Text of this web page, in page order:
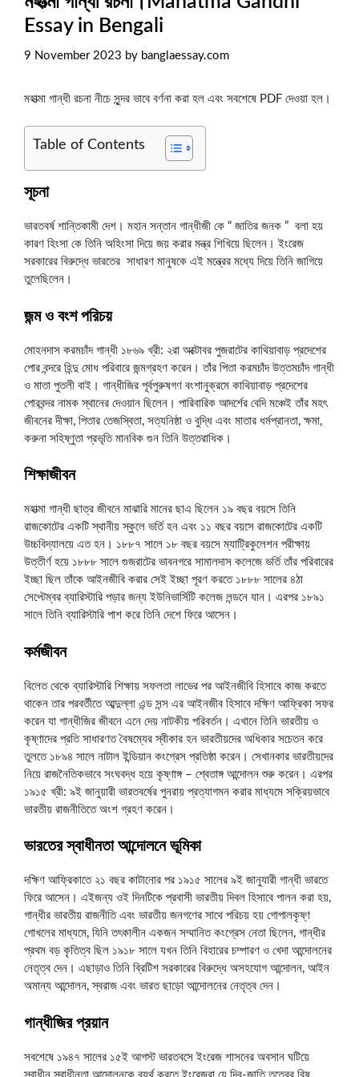
Essay in Bengali
9 November 2023 by banglaessay.com
মহাত্মা গান্ধী রচনা নীচে সুন্দর ভাবে বর্ণনা করা হল এবং সবশেষে PDF দেওয়া হল।
Table of Contents
সূচনা
ভারতবর্ষ শান্তিকামী দেশ। মহান সন্তান গান্ধীজী কে “ জাতির জনক ” বলা হয়
কারণ হিংসা কে তিনি অহিংসা দিয়ে জয় করার মন্ত্র শিখিয়ে ছিলেন। ইংরেজ
সরকারের বিরুদ্ধে ভারতের সাধারণ মানুষকে এই মন্ত্রের মধ্যে দিয়ে তিনি জাগিয়ে
তুলেছিলেন।
জন্ম ও বংশ পরিচয়
মোহনদাস করমচাঁদ গান্ধী ১৮৬৯ খ্রী: ২রা অক্টোবর পুজরাটের কাথিয়াবাড় প্রদেশের
পোর বন্দরে হিন্দু মোধ পরিবারে জন্মগ্রহণ করেন। তাঁর পিতা করমচাঁদ উত্তমচাঁদ গান্ধী
ও মাতা পুতলী বাই। গান্ধীজির পূর্বপুরুষগণ বংশানুক্রমে কাথিয়াবাড় প্রদেশের
পোরবন্দর নামক স্থানের দেওয়ান ছিলেন। পারিবারিক আদর্শের বেদি মঞ্চেই তাঁর মহৎ
জীবনের দীক্ষা, পিতার তেজস্বিতা, সত্যনিষ্ঠা ও বুদ্ধি এবং মাতার ধর্মপ্রানতা, ক্ষমা,
করুনা সহিষ্ণুতা প্রভৃতি মানবিক গুন তিনি উত্তরাধিক।
শিক্ষাজীবন
মহাত্মা গান্ধী ছাত্র জীবনে মাঝারি মানের ছাএ ছিলেন ১৯ বছর বয়সে তিনি
রাজকোটের একটি স্থানীয় স্কুলে ভর্তি হন এবং ১১ বছর বয়সে রাজকোটের একটি
উচ্চবিদ্যালয়ে এত হন। ১৮৮৭ সালে ১৮ বছর বয়সে ম্যাট্রিকুলেশন পরীক্ষায়
উত্তীর্ণ হয়ে ১৮৮৮ সালে গুজরাটের ভাবনগরে সামালদাস কলেজে ভর্তি তাঁর পরিবারের
ইচ্ছা ছিল তাঁকে আইনজীবি করার সেই ইচ্ছা পূরণ করতে ১৮৮৮ সালের ৪ঠা
সেপ্টেম্বর ব্যারিস্টারি পড়ার জন্য ইউনিভার্সিটি কলেজ লন্ডনে যান। এরপর ১৮৯১
সালে তিনি ব্যারিস্টারি পাশ করে তিনি দেশে ফিরে আসেন।
কর্মজীবন
বিলেত থেকে ব্যারিস্টারি শিক্ষায় সফলতা লাভের পর আইনজীবি হিসাবে কাজ করতে
থাকেন তার পরবর্তীতে আব্দুল্লা এন্ড সন্স এর আইনজীব হিসাবে দক্ষিণ আফ্রিকা সফর
করেন যা গান্ধীজির জীবনে এনে দেয় নাটকীয় পরিবর্তন। এখানে তিনি ভারতীয় ও
কৃষ্ণাদের প্রতি সাধারণত বৈষম্যের স্বীকার হন ভারতীয়দের অধিকার সচেতন করে
তুলতে ১৮৯৪ সালে নাটাল ইন্ডিয়ান কংগ্রেস প্রতিষ্ঠা করেন। সেখানকার ভারতীয়দের
নিয়ে রাজনৈতিকভাবে সংঘবদ্ধ হয়ে কৃষ্ণাঙ্গ – শ্বেতাঙ্গ আন্দোলন শুরু করেন। এরপর
১৯১৫ খ্রী: ৯ই জানুয়ারী ভারতবর্ষের পুনরায় প্রত্যাগমন করার মাধ্যমে সক্রিয়ভাবে
ভারতীয় রাজনীতিতে অংশ গ্রহণ করেন।
ভারতের স্বাধীনতা আন্দোলনে ভূমিকা
দক্ষিণ আফ্রিকাতে ২১ বছর কাটানোর পর ১৯১৫ সালের ৯ই জানুযারী গান্ধী ভারতে
ফিরে আসেন। এইজন্য ওই দিনটিকে প্রবাসী ভারতীয় দিবল হিসাবে পালন করা হয়,
গান্ধীর ভারতীয় রাজনীতি এবং ভারতীয় জনগণের সাথে পরিচয় হয় গোপালকৃষ্ণ
গোখলের মাধ্যমে, যিনি তৎকালীন একজন সম্মানিত কংগ্রেস নেতা ছিলেন, গান্ধীর
প্রথম বড় কৃতিত্ব ছিল ১৯১৮ সালে যখন তিনি বিহারের চম্পারণ ও খেদা আন্দোলনের
নেতৃত্ব দেন। এছাড়াও তিনি ব্রিটিশ সরকারের বিরুদ্ধে অসহযোগ আন্দোলন, আইন
অমান্য আন্দোলন, স্বরাজ এবং ভারত ছাড়ো আন্দোলনের নেতৃত্ব দেন।
গান্ধীজির প্রয়ান
সবশেষে ১৯৪৭ সালের ১৫ই আগস্ট ভারতবসে ইংরেজ শাসনের অবসান ঘটিয়ে
স্বাধীন স্বাধীনতা আন্দোলনকে ব্যর্থ করতে ইংরেজরা যে দ্বি-জাতি তত্বের বিষ